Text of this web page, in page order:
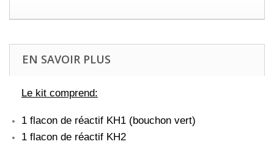
EN SAVOIR PLUS
Le kit comprend:
1 flacon de réactif KH1 (bouchon vert)
1 flacon de réactif KH2